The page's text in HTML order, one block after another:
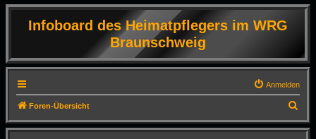
Infoboard des Heimatpflegers im WRG
Braunschweig
Anmelden
Foren-Übersicht
u